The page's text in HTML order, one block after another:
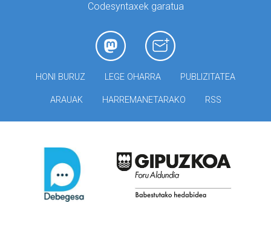
Codesyntaxek garatua
HONI BURUZ LEGE OHARRA PUBLIZITATEA
ARAUAK HARREMANETARAKO RSS